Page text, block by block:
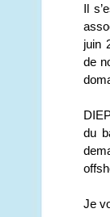
Il
juin
de
du
Je